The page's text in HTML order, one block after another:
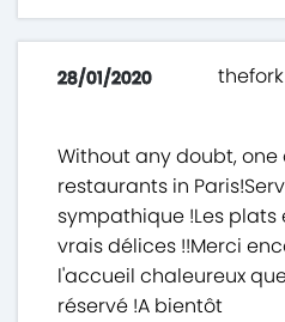
28/01/2020 thefork
Without any doubt,
restaurants in
sympathique !Les plats
vrais délices !!Merci
l'accueil chaleureux
réservé !A bientôt